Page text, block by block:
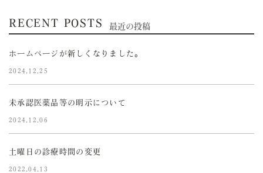
RECENT POSTS 最近の投稿
ホームページが新しくなりました。
2024.12.25
未承認医薬品等の明示について
2024.12.06
土曜日の診療時間の変更
2022.04.13